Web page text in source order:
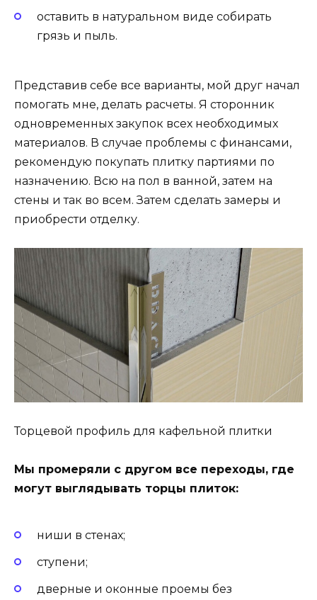
оставить в натуральном виде собирать
грязь и пыль.
Представив себе все варианты, мой друг начал
помогать мне, делать расчеты. Я сторонник
одновременных закупок всех необходимых
материалов. В случае проблемы с финансами,
рекомендую покупать плитку партиями по
назначению. Всю на пол в ванной, затем на
стены и так во всем. Затем сделать замеры и
приобрести отделку.
Торцевой профиль для кафельной плитки
Мы промеряли с другом все переходы, где
могут выглядывать торцы плиток:
ниши в стенах;
ступени;
дверные и оконные проемы без